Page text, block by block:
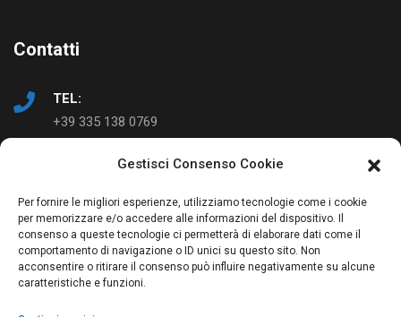
Gestisci Consenso Cookie
Per fornire le migliori esperienze, utilizziamo tecnologie come i cookie
per memorizzare e/o accedere alle informazioni del dispositivo. Il
consenso a queste tecnologie ci permetterà di elaborare dati come il
comportamento di navigazione o ID unici su questo sito. Non
acconsentire o ritirare il consenso può influire negativamente su alcune
caratteristiche e funzioni.
Contatti
TEL:
+39 335 138 0769